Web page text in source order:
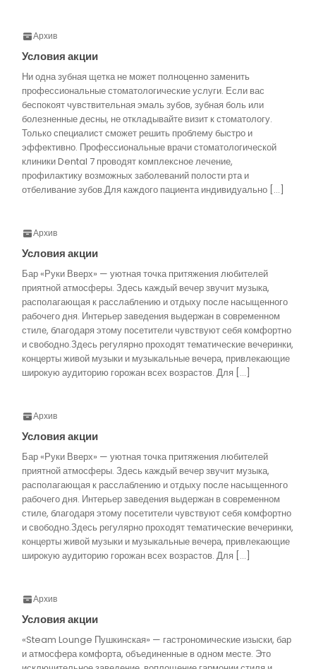
Архив
Условия акции
Ни одна зубная щетка не может полноценно заменить
профессиональные стоматологические услуги. Если вас
беспокоят чувствительная эмаль зубов, зубная боль или
болезненные десны, не откладывайте визит к стоматологу.
Только специалист сможет решить проблему быстро и
эффективно. Профессиональные врачи стоматологической
клиники Dental 7 проводят комплексное лечение,
профилактику возможных заболеваний полости рта и
отбеливание зубов.Для каждого пациента индивидуально […]
Архив
Условия акции
Бар «Руки Вверх» — уютная точка притяжения любителей
приятной атмосферы. Здесь каждый вечер звучит музыка,
располагающая к расслаблению и отдыху после насыщенного
рабочего дня. Интерьер заведения выдержан в современном
стиле, благодаря этому посетители чувствуют себя комфортно
и свободно.Здесь регулярно проходят тематические вечеринки,
концерты живой музыки и музыкальные вечера, привлекающие
широкую аудиторию горожан всех возрастов. Для […]
Архив
Условия акции
Бар «Руки Вверх» — уютная точка притяжения любителей
приятной атмосферы. Здесь каждый вечер звучит музыка,
располагающая к расслаблению и отдыху после насыщенного
рабочего дня. Интерьер заведения выдержан в современном
стиле, благодаря этому посетители чувствуют себя комфортно
и свободно.Здесь регулярно проходят тематические вечеринки,
концерты живой музыки и музыкальные вечера, привлекающие
широкую аудиторию горожан всех возрастов. Для […]
Архив
Условия акции
«Steam Lounge Пушкинская» — гастрономические изыски, бар
и атмосфера комфорта, объединенные в одном месте. Это